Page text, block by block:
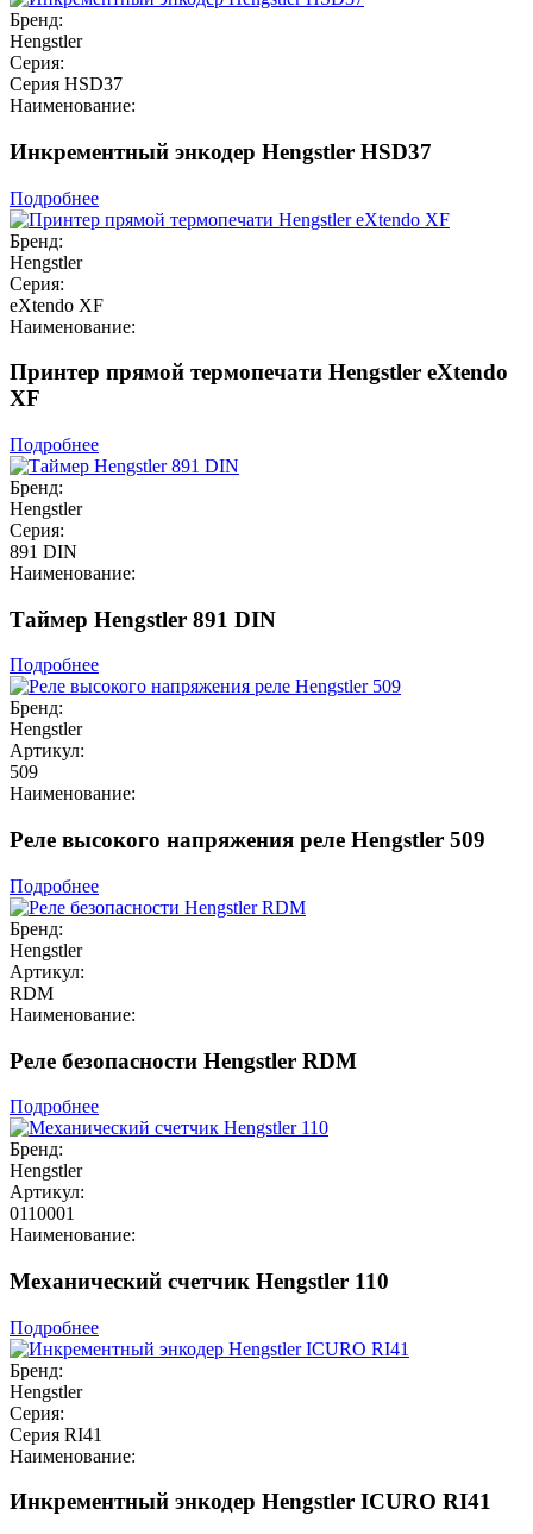
Бренд:
Hengstler
Серия:
Серия HSD37
Наименование:
Инкрементный энкодер Hengstler HSD37
Подробнее
Бренд:
Hengstler
Серия:
eXtendo XF
Наименование:
Принтер прямой термопечати Hengstler eXtendo
XF
Подробнее
Бренд:
Hengstler
Серия:
891 DIN
Наименование:
Таймер Hengstler 891 DIN
Подробнее
Бренд:
Hengstler
Артикул:
509
Наименование:
Реле высокого напряжения реле Hengstler 509
Подробнее
Бренд:
Hengstler
Артикул:
RDM
Наименование:
Реле безопасности Hengstler RDM
Подробнее
Бренд:
Hengstler
Артикул:
0110001
Наименование:
Механический счетчик Hengstler 110
Подробнее
Бренд:
Hengstler
Серия:
Серия RI41
Наименование:
Инкрементный энкодер Hengstler ICURO RI41